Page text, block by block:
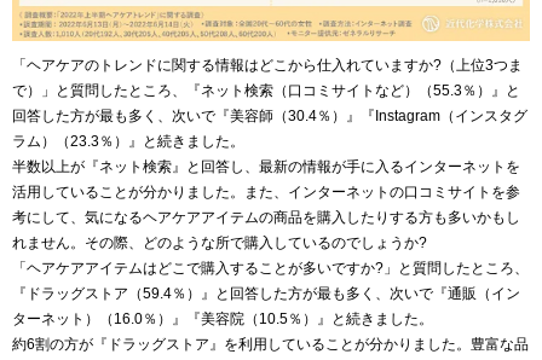
「ヘアケアのトレンドに関する情報はどこから仕入れていますか?（上位3つま
で）」と質問したところ、『ネット検索（口コミサイトなど）（55.3％）』と
回答した方が最も多く、次いで『美容師（30.4％）』『Instagram（インスタグ
ラム）（23.3％）』と続きました。
半数以上が『ネット検索』と回答し、最新の情報が手に入るインターネットを
活用していることが分かりました。また、インターネットの口コミサイトを参
考にして、気になるヘアケアアイテムの商品を購入したりする方も多いかもし
れません。その際、どのような所で購入しているのでしょうか?
「ヘアケアアイテムはどこで購入することが多いですか?」と質問したところ、
『ドラッグストア（59.4％）』と回答した方が最も多く、次いで『通販（イン
ターネット）（16.0％）』『美容院（10.5％）』と続きました。
約6割の方が『ドラッグストア』を利用していることが分かりました。豊富な品